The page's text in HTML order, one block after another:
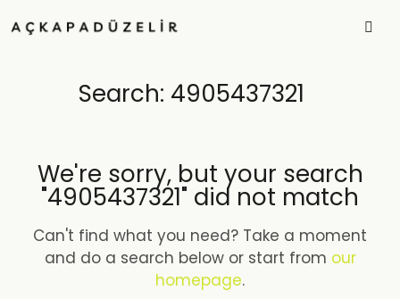
Search: 4905437321
We're sorry, but your search
"4905437321" did not match
Can't find what you need? Take a moment
and do a search below or start from our
homepage.